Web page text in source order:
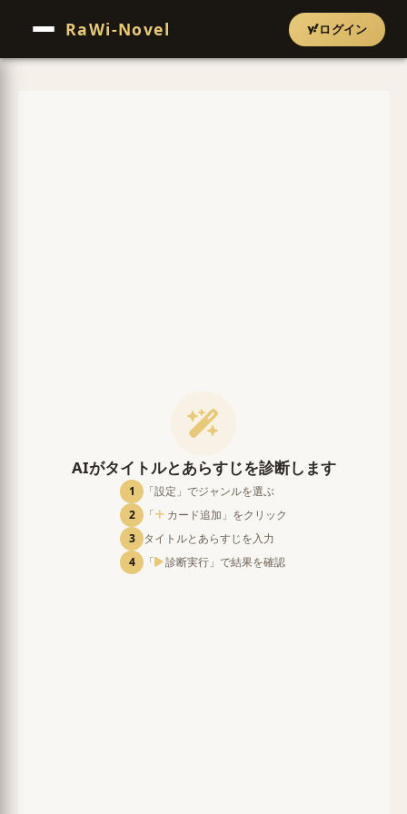
RaWi-Novel ログイン
AIがタイトルとあらすじを診断します
1
「設定」でジャンルを選ぶ
2
「
カード追加」をクリック
3
タイトルとあらすじを入力
4
「 診断実行」で結果を確認